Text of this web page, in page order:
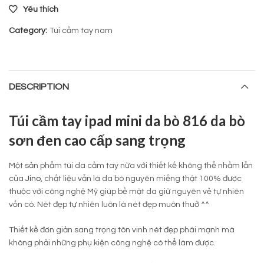
Yêu thích
Category: Túi cầm tay nam
DESCRIPTION
Túi cầm tay ipad mini da bò 816 da bò
sơn đen cao cấp sang trọng
Một sản phẩm túi da cầm tay nữa với thiết kế không thể nhầm lẫn
của Jino, chất liệu vẫn là da bò nguyên miếng thật 100% được
thuộc với công nghệ Mỹ giúp bề mặt da giữ nguyên vẻ tự nhiên
vốn có. Nét đẹp tự nhiên luôn là nét đẹp muôn thuở ^^
Thiết kề đơn giản sang trọng tôn vinh nét đẹp phái mạnh mà
không phải những phụ kiện công nghệ có thể làm được.